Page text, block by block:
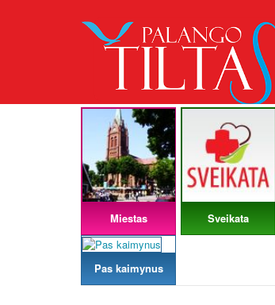
Miestas Sveikata
Pas kaimynus